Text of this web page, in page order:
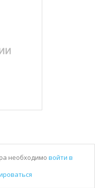
необходимо войти в